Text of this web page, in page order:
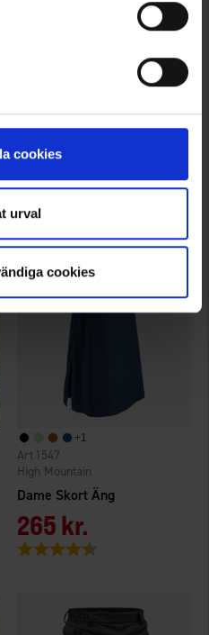
cookies
urval
cookies
Dame Skort Active 2:1
High Mountain
7190
225 kr.
Vurdering:
+1
Dame Skort Äng
High Mountain
1547
265 kr.
Vurdering: